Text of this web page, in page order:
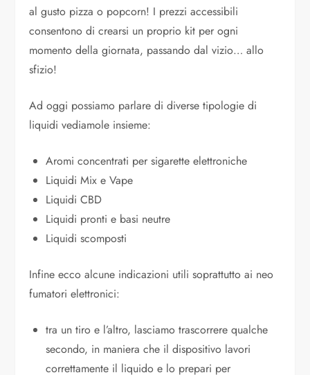
al gusto pizza o popcorn! I prezzi accessibili
consentono di crearsi un proprio kit per ogni
momento della giornata, passando dal vizio… allo
sfizio!
Ad oggi possiamo parlare di diverse tipologie di
liquidi vediamole insieme:
Aromi concentrati per sigarette elettroniche
Liquidi Mix e Vape
Liquidi CBD
Liquidi pronti e basi neutre
Liquidi scomposti
Infine ecco alcune indicazioni utili soprattutto ai neo
fumatori elettronici:
tra un tiro e l’altro, lasciamo trascorrere qualche
secondo, in maniera che il dispositivo lavori
correttamente il liquido e lo prepari per